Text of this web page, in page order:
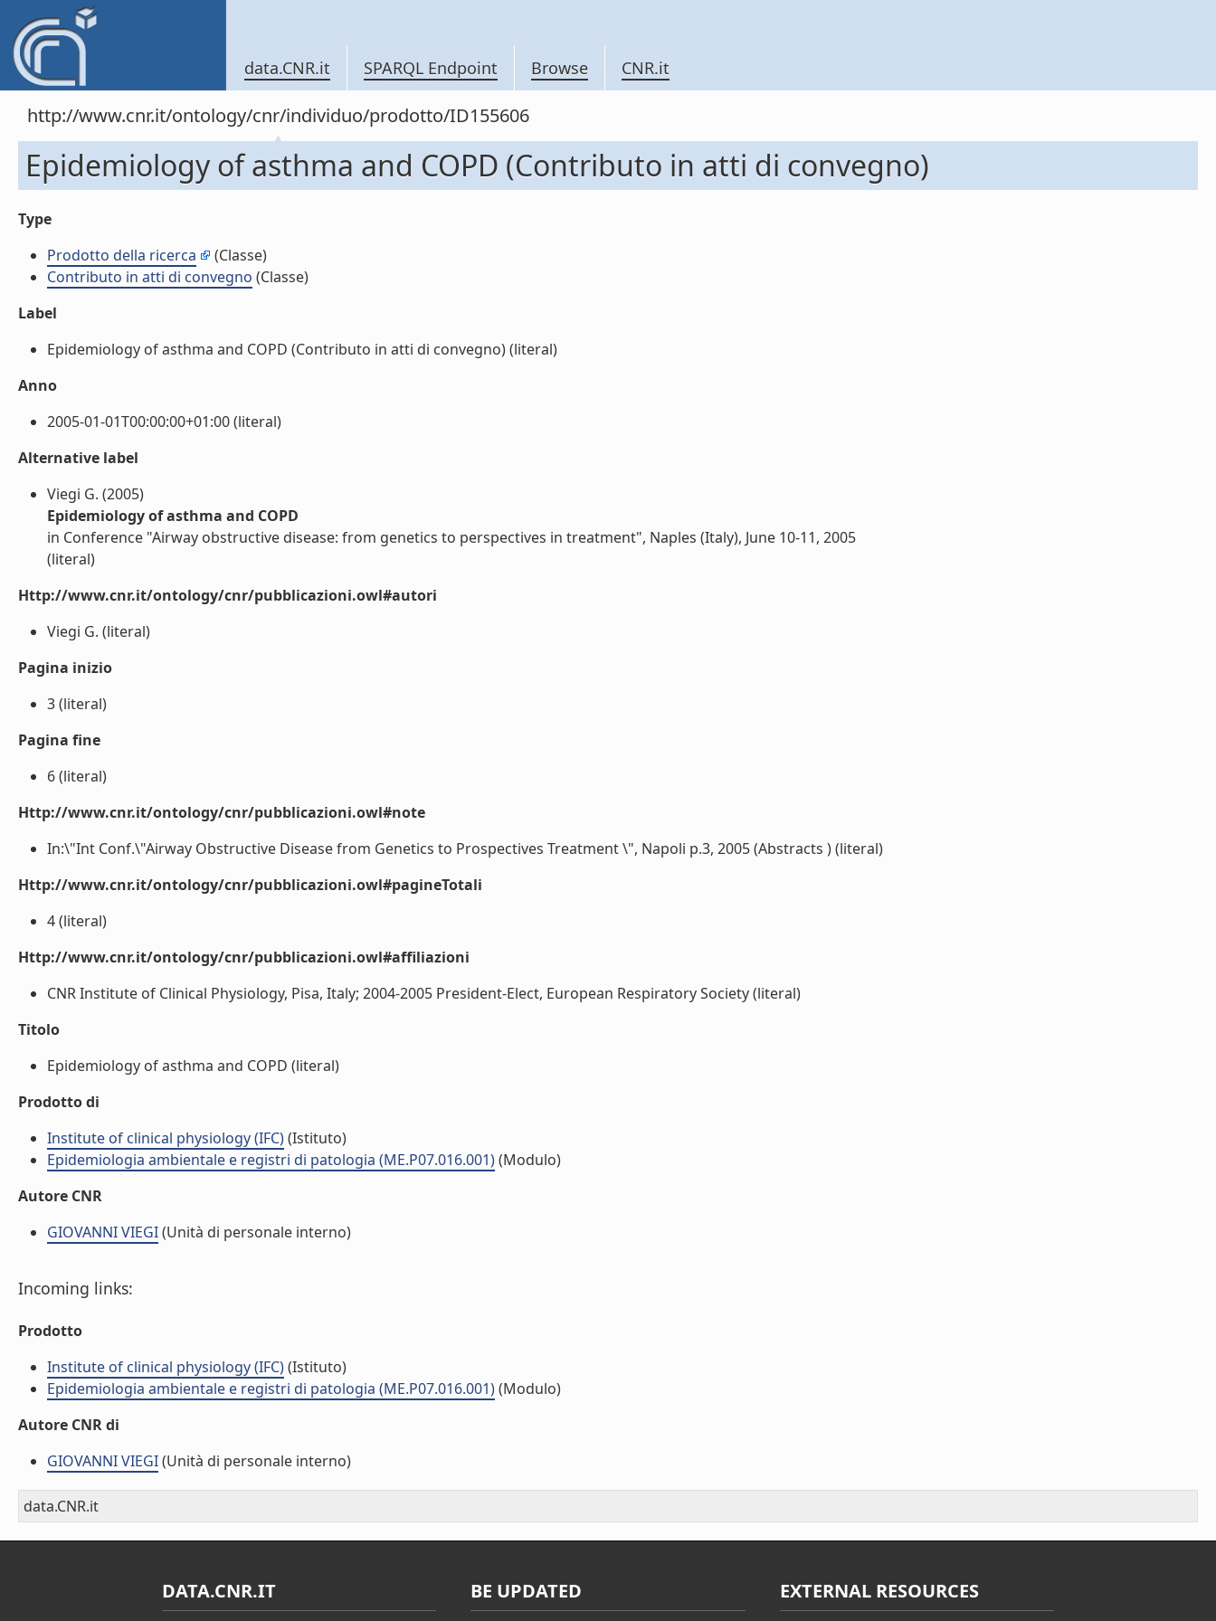
data.CNR.it SPARQL Endpoint Browse CNR.it
http://www.cnr.it/ontology/cnr/individuo/prodotto/ID155606
Epidemiology of asthma and COPD (Contributo in atti di convegno)
Type
Prodotto della ricerca
(Classe)
Contributo in atti di convegno (Classe)
Label
Epidemiology of asthma and COPD (Contributo in atti di convegno) (literal)
Anno
2005-01-01T00:00:00+01:00 (literal)
Alternative label
Viegi G. (2005)
Epidemiology of asthma and COPD
in Conference "Airway obstructive disease: from genetics to perspectives in treatment", Naples (Italy), June 10-11, 2005
(literal)
Http://www.cnr.it/ontology/cnr/pubblicazioni.owl#autori
Viegi G. (literal)
Pagina inizio
3 (literal)
Pagina fine
6 (literal)
Http://www.cnr.it/ontology/cnr/pubblicazioni.owl#note
In:\"Int Conf.\"Airway Obstructive Disease from Genetics to Prospectives Treatment \", Napoli p.3, 2005 (Abstracts ) (literal)
Http://www.cnr.it/ontology/cnr/pubblicazioni.owl#pagineTotali
4 (literal)
Http://www.cnr.it/ontology/cnr/pubblicazioni.owl#affiliazioni
CNR Institute of Clinical Physiology, Pisa, Italy; 2004-2005 President-Elect, European Respiratory Society (literal)
Titolo
Epidemiology of asthma and COPD (literal)
Prodotto di
Institute of clinical physiology (IFC)(Istituto)
Epidemiologia ambientale e registri di patologia (ME.P07.016.001)(Modulo)
Autore CNR
GIOVANNI VIEGI(Unità di personale interno)
Incoming links:
Prodotto
Institute of clinical physiology (IFC)(Istituto)
Epidemiologia ambientale e registri di patologia (ME.P07.016.001)(Modulo)
Autore CNR di
GIOVANNI VIEGI(Unità di personale interno)
data.CNR.it
DATA.CNR.IT BE UPDATED EXTERNAL RESOURCES